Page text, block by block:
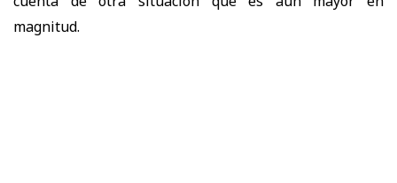
magnitud.